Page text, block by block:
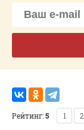
Рейтинг:5 1 2